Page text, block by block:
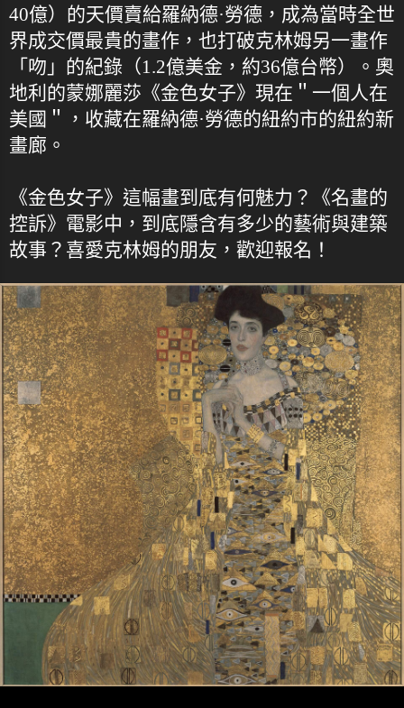
40億）的天價賣給羅納德·勞德，成為當時全世
界成交價最貴的畫作，也打破克林姆另一畫作
「吻」的紀錄（1.2億美金，約36億台幣）。奧
地利的蒙娜麗莎《金色女子》現在＂一個人在
美國＂，收藏在羅納德·勞德的紐約市的紐約新
畫廊。
《金色女子》這幅畫到底有何魅力？《名畫的
控訴》電影中，到底隱含有多少的藝術與建築
故事？喜愛克林姆的朋友，歡迎報名！